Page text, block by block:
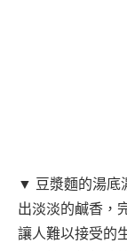
▼ 豆漿麵的湯底
出淡淡的鹹香，
讓人難以接受的